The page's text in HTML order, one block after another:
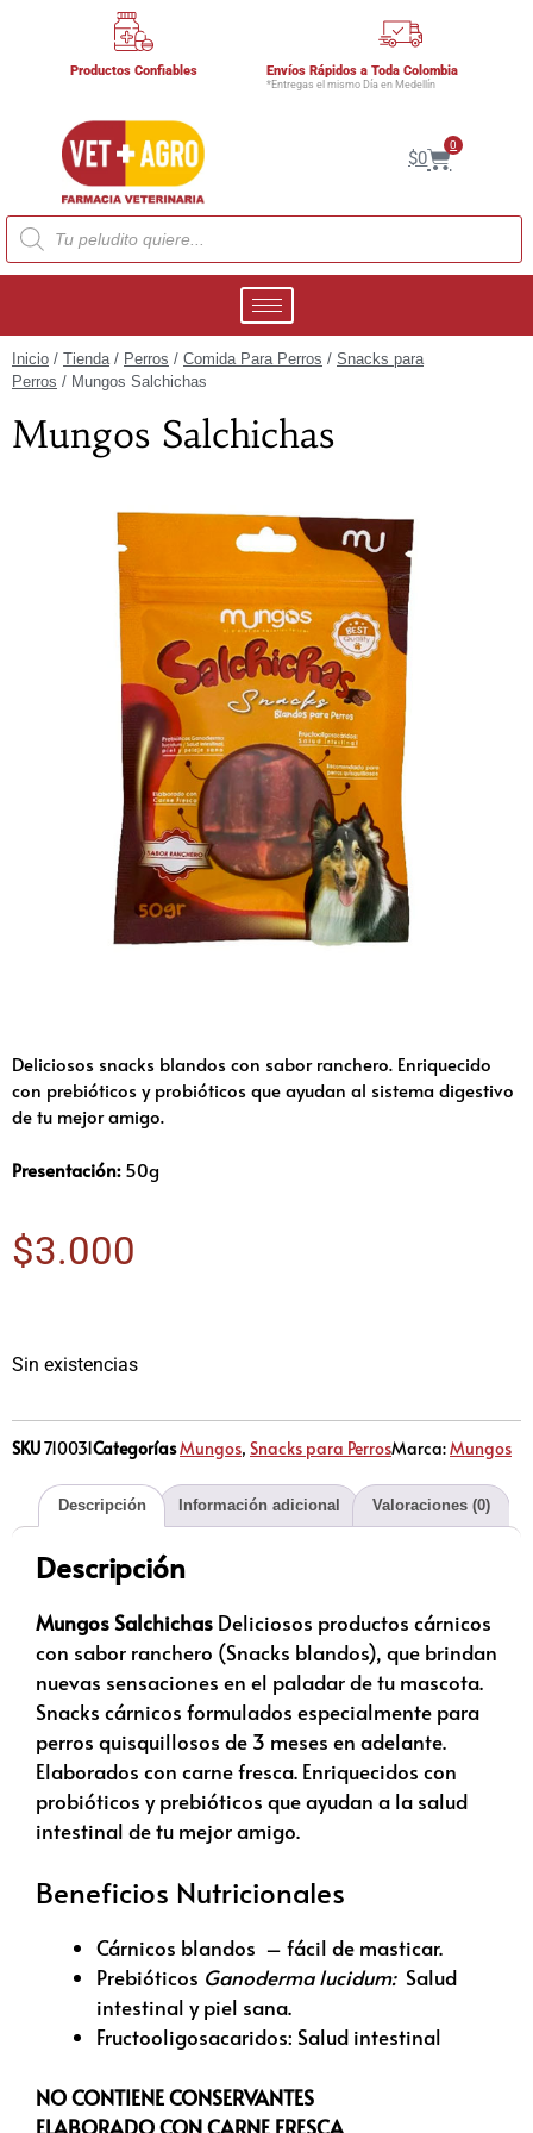
Productos Confiables Envíos Rápidos a Toda Colombia
*Entregas el mismo Día en Medellín
$0
0
Inicio / Tienda/ Perros / Comida Para Perros / Snacks para
Perros / Mungos Salchichas
Mungos Salchichas
Deliciosos snacks blandos con sabor ranchero. Enriquecido
con prebióticos y probióticos que ayudan al sistema digestivo
de tu mejor amigo.
Presentación:50g
$3.000
Sin existencias
SKU710031CategoríasMungos, Snacks para PerrosMarca:Mungos
Descripción Información adicional Valoraciones (0)
Descripción
Mungos Salchichas Deliciosos productos cárnicos
con sabor ranchero (Snacks blandos), que brindan
nuevas sensaciones en el paladar de tu mascota.
Snacks cárnicos formulados especialmente para
perros quisquillosos de 3 meses en adelante.
Elaborados con carne fresca. Enriquecidos con
probióticos y prebióticos que ayudan a la salud
intestinal de tu mejor amigo.
Beneficios Nutricionales
Cárnicos blandos – fácil de masticar.
Prebióticos Ganoderma lucidum:Salud
intestinal y piel sana.
Fructooligosacaridos: Salud intestinal
NO CONTIENE CONSERVANTES
ELABORADO CON CARNE FRESCA